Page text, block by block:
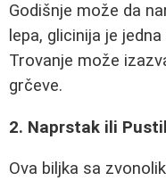
Godišnje može da
lepa, glicinija je
Trovanje može
grčeve.
2. Naprstak ili
Ova biljka sa